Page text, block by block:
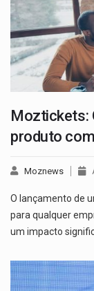
Moztickets:
produto
Moznews
O lançamento de
para qualquer
um impacto